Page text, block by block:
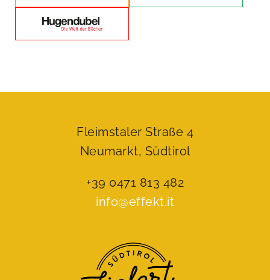
Fleimstaler Straße 4
Neumarkt, Südtirol
+39 0471 813 482
info@effekt.it